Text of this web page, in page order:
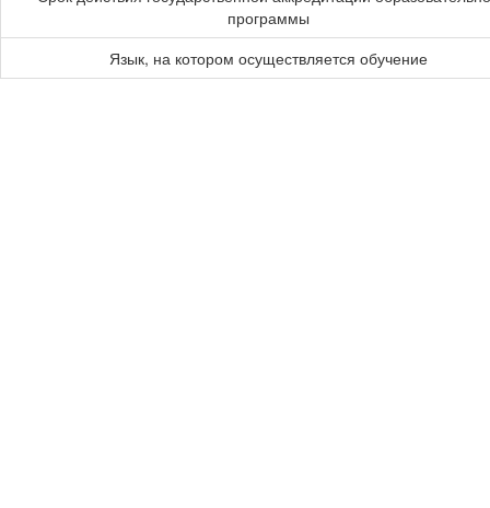
программы
Язык, на котором осуществляется обучение